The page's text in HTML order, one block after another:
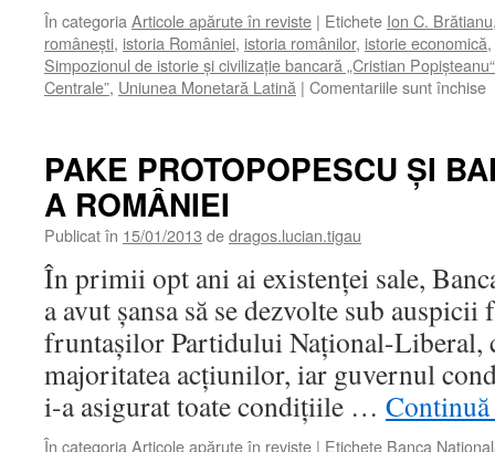
În categoria Articole apărute în reviste | Etichete Ion C. Brătianu
româneşti, istoria României, istoria românilor, istorie economică,
Simpozionul de istorie şi civilizaţie bancară „Cristian
Centrale”, Uniunea Monetară Latină | Comentariile sunt închise
PAKE PROTOPOPESCU ŞI
A ROMÂNIEI
Publicat în 15/01/2013 dedragos.lucian.tigau
În primii opt ani ai existenţei sale,
a avut şansa să se dezvolte sub
fruntaşilor Partidului Naţional-Liberal,
majoritatea acţiunilor, iar guvernul
i-a asigurat toate condiţiile …
În categoria Articole apărute în reviste | Etichete Banca